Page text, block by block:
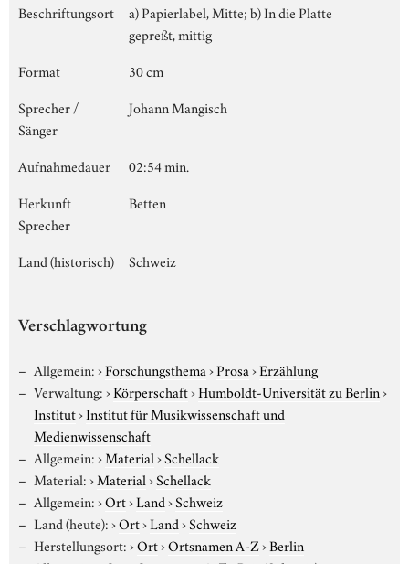
Beschriftungsort
a) Papierlabel, Mitte; b) In die Platte
gepreßt, mittig
Format
30 cm
Sprecher /
Sänger
Johann Mangisch
Aufnahmedauer
02:54 min.
Herkunft
Sprecher
Betten
Land (historisch) Schweiz
Verschlagwortung
Allgemein:›Forschungsthema›Prosa›Erzählung
Verwaltung:›Körperschaft›Humboldt-Universität zu Berlin›
Institut›Institut für Musikwissenschaft und
Medienwissenschaft
Allgemein:›Material›Schellack
Material:›Material›Schellack
Allgemein:›Ort›Land›Schweiz
Land (heute):›Ort›Land›Schweiz
Herstellungsort:›Ort›Ortsnamen A-Z›Berlin